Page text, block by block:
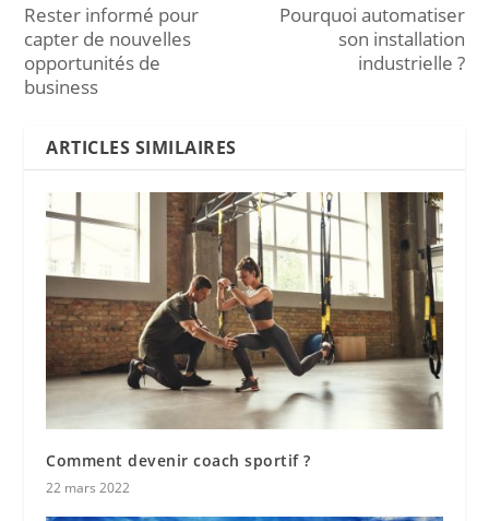
Rester informé pour
capter de nouvelles
opportunités de
business
Pourquoi automatiser
son installation
industrielle ?
ARTICLES SIMILAIRES
Comment devenir coach sportif ?
22 mars 2022